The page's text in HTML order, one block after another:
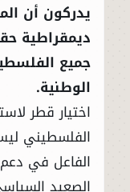
يدركون أن
ديمقراطية
جميع
الوطنية.
اختيار قطر
الفلسطيني
الفاعل في
الصعيد